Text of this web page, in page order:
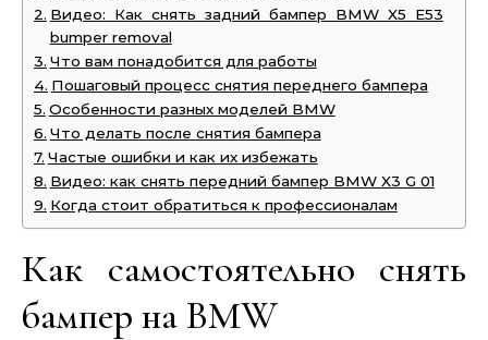
Видео: Как снять задний бампер BMW X5 E53
bumper removal
Что вам понадобится для работы
Пошаговый процесс снятия переднего бампера
Особенности разных моделей BMW
Что делать после снятия бампера
Частые ошибки и как их избежать
Видео: как снять передний бампер BMW X3 G 01
Когда стоит обратиться к профессионалам
Как самостоятельно снять
бампер на BMW